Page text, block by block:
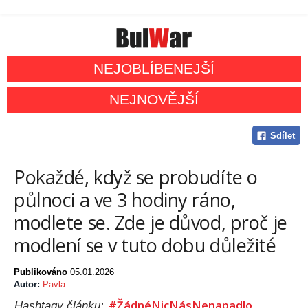
NEJOBLÍBENEJŠÍ
NEJNOVĚJŠÍ
Sdílet
Pokaždé, když se probudíte o
půlnoci a ve 3 hodiny ráno,
modlete se. Zde je důvod, proč je
modlení se v tuto dobu důležité
Publikováno 05.01.2026
Autor: Pavla
Hashtagy článku: